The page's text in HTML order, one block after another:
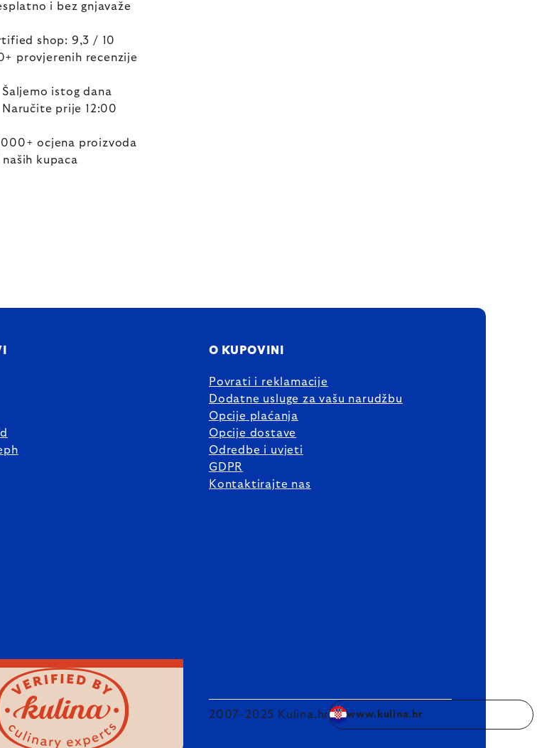
i bez gnjavaže
shop: 9,3 / 10
provjerenih recenzije
Šaljemo istog dana
Naručite prije 12:00
ocjena proizvoda
naših kupaca
O KUPOVINI
Povrati i reklamacije
Dodatne usluge za vašu narudžbu
Opcije plaćanja
Opcije dostave
Odredbe i uvjeti
GDPR
Kontaktirajte nas
2007–2025 Kulina.hr www.kulina.hr